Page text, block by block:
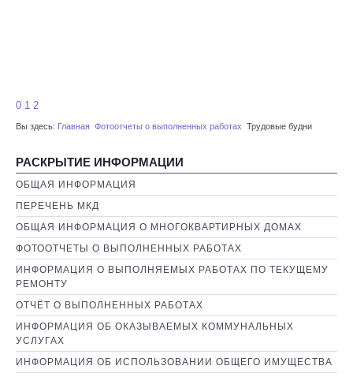
0 1 2
Вы здесь: Главная Фотоотчеты о выполненных работах Трудовые будни
РАСКРЫТИЕ ИНФОРМАЦИИ
ОБЩАЯ ИНФОРМАЦИЯ
ПЕРЕЧЕНЬ МКД
ОБЩАЯ ИНФОРМАЦИЯ О МНОГОКВАРТИРНЫХ ДОМАХ
ФОТООТЧЕТЫ О ВЫПОЛНЕННЫХ РАБОТАХ
ИНФОРМАЦИЯ О ВЫПОЛНЯЕМЫХ РАБОТАХ ПО ТЕКУЩЕМУ
РЕМОНТУ
ОТЧЁТ О ВЫПОЛНЕННЫХ РАБОТАХ
ИНФОРМАЦИЯ ОБ ОКАЗЫВАЕМЫХ КОММУНАЛЬНЫХ
УСЛУГАХ
ИНФОРМАЦИЯ ОБ ИСПОЛЬЗОВАНИИ ОБЩЕГО ИМУЩЕСТВА